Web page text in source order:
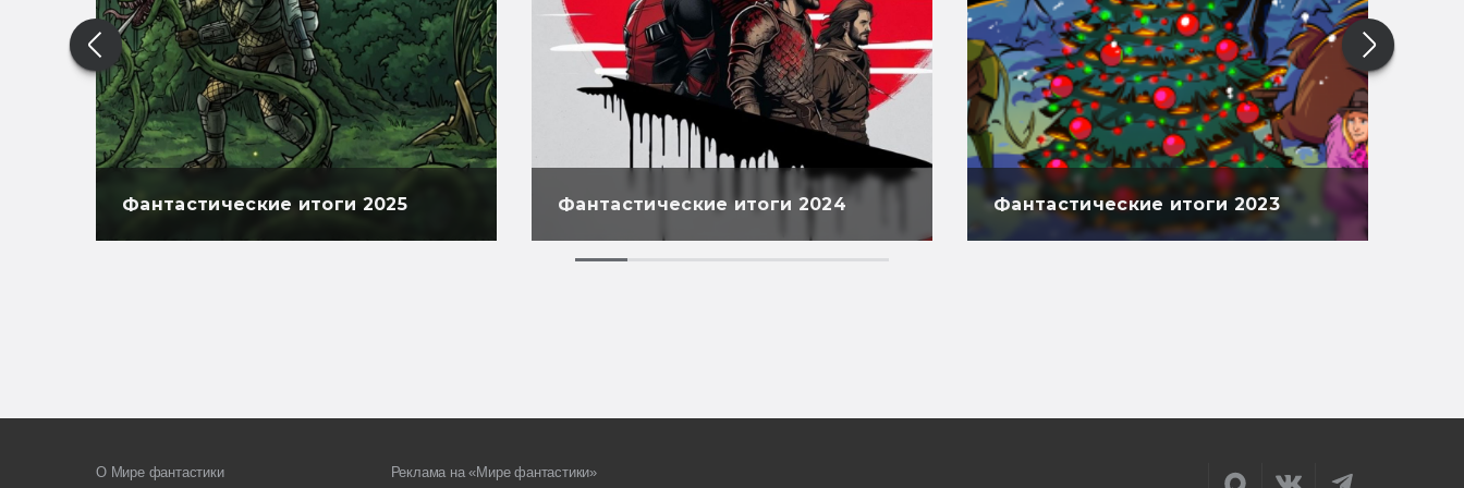
Фантастические итоги 2025 Фантастические итоги 2024 Фантастические итоги 2023
О Мире фантастики Реклама на «Мире фантастики»